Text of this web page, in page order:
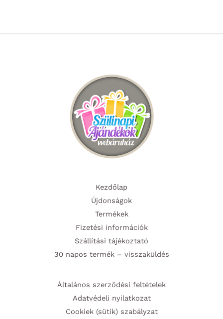
Kezdőlap
Újdonságok
Termékek
Fizetési információk
Szállítási tájékoztató
30 napos termék – visszaküldés
Általános szerződési feltételek
Adatvédeli nyilatkozat
Cookiek (sütik) szabályzat